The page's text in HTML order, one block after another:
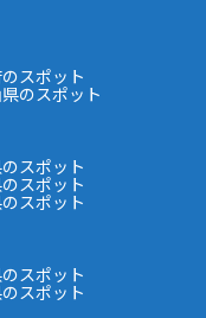
スポット
のスポット
スポット
スポット
スポット
スポット
スポット